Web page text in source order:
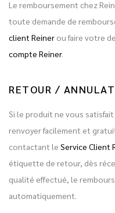
Le remboursement chez
toute demande de
client Reiner ou faire votre
compte Reiner.
RETOUR /
Si le produit ne vous
renvoyer facilement et
contactant le Service Client
étiquette de retour, dès
qualité effectué, le
automatiquement.